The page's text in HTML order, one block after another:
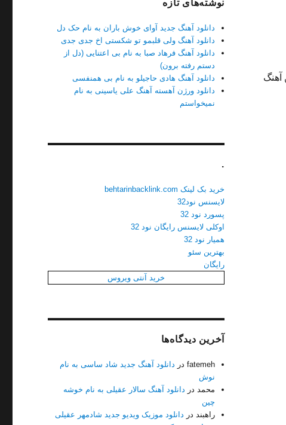
نوشته‌های تازه
دانلود آهنگ جدید آوای خوش باران به نام حک دل
دانلود آهنگ ولی قلبمو تو شکستی اخ جدی جدی
دانلود آهنگ فرهاد صبا به نام بی اعتنایی (دل از
دستم رفته برون)
دانلود آهنگ هادی حاجیلو به نام بی همنفسی
دانلود ورژن آهسته آهنگ علی یاسینی به نام
نمیخواستم
.
خرید بک لینک behtarinbacklink.com
لایسنس نود32
پسورد نود 32
اوکلی لایسنس رایگان نود 32
همیار نود 32
بهترین سئو
رایگان
خرید آنتی ویروس
آخرین دیدگاه‌ها
fatemeh در دانلود آهنگ جدید شاد ساسی به نام
نوش
محمد در دانلود آهنگ سالار عقیلی به نام خوشه
چین
راهبند در دانلود موزیک ویدیو جدید شادمهر عقیلی